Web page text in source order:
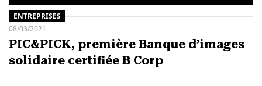
ENTREPRISES
08/03/2021
PIC&PICK, première Banque d’images
solidaire certifiée B Corp